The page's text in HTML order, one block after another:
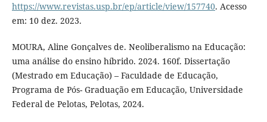
https://www.revistas.usp.br/ep/article/view/157740. Acesso
em: 10 dez. 2023.
MOURA, Aline Gonçalves de. Neoliberalismo na Educação:
uma análise do ensino híbrido. 2024. 160f. Dissertação
(Mestrado em Educação) – Faculdade de Educação,
Programa de Pós- Graduação em Educação, Universidade
Federal de Pelotas, Pelotas, 2024.